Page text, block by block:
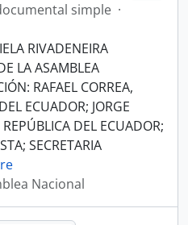
simple ·
RIVADENEIRA
LA ASAMBLEA
RAFAEL CORREA,
ECUADOR; JORGE
DEL ECUADOR;
SECRETARIA
Nacional